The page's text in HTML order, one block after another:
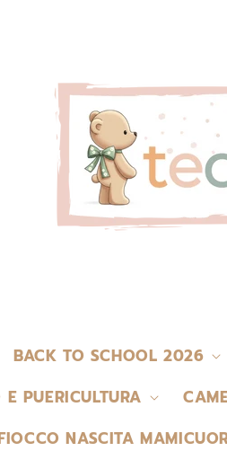
BACK TO SCHOOL 2026
E PUERICULTURA
NASCITA